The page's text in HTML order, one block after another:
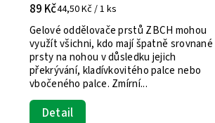
89 Kč44,50 Kč / 1 ks
Detail
Gelové oddělovače prstů ZBCH mohou
využít všichni, kdo mají špatně srovnané
prsty na nohou v důsledku jejich
překrývání, kladívkovitého palce nebo
vbočeného palce. Zmírní...